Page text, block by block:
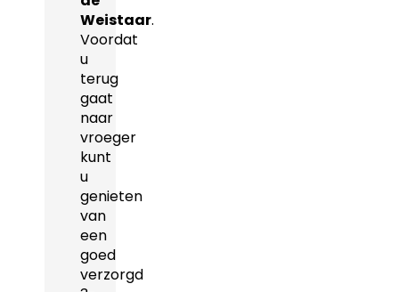
Weistaar.
Voordat
u
terug
gaat
naar
vroeger
kunt
u
genieten
van
een
goed
verzorgd